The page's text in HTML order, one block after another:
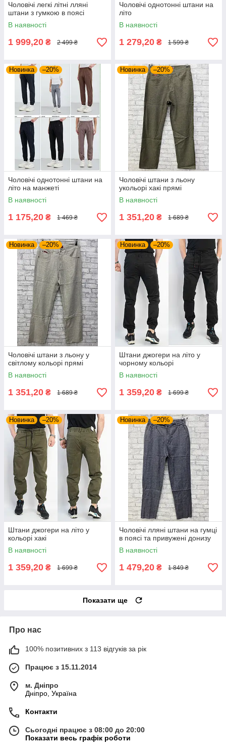
Чоловічі легкі літні лляні
штани з гумкою в поясі
В наявності
1 999,20 ₴ 2 499 ₴
Чоловічі однотонні штани на
літо
В наявності
1 279,20 ₴ 1 599 ₴
Новинка –20%
Чоловічі однотонні штани на
літо на манжеті
В наявності
1 175,20 ₴ 1 469 ₴
Новинка –20%
Чоловічі штани з льону
укольорі хакі прямі
В наявності
1 351,20 ₴ 1 689 ₴
Новинка –20%
Чоловічі штани з льону у
світлому кольорі прямі
В наявності
1 351,20 ₴ 1 689 ₴
Новинка –20%
Штани джогери на літо у
чорному кольорі
В наявності
1 359,20 ₴ 1 699 ₴
Новинка –20%
Штани джогери на літо у
кольорі хакі
В наявності
1 359,20 ₴ 1 699 ₴
Новинка –20%
Чоловічі лляні штани на гумці
в поясі та привужені донизу
В наявності
1 479,20 ₴ 1 849 ₴
Показати ще
Про нас
100% позитивних з 113 відгуків за рік
Працює з 15.11.2014
м. Дніпро
Дніпро, Україна
Контакти
Сьогодні працює з 08:00 до 20:00
Показати весь графік роботи